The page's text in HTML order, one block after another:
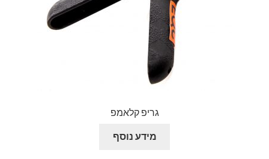
גריפ קלאמפ
מידע נוסף